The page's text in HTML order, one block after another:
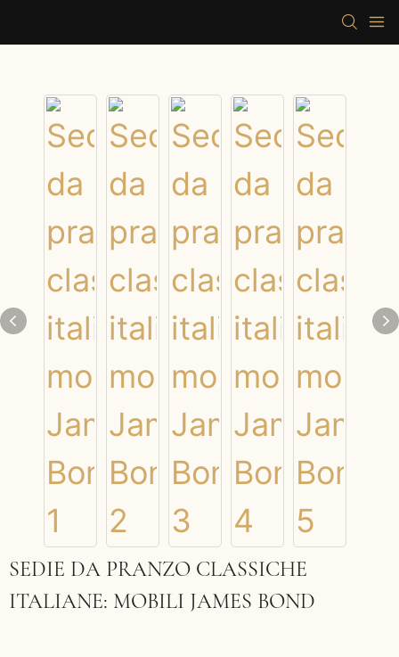
SEDIE DA PRANZO CLASSICHE
ITALIANE: MOBILI JAMES BOND